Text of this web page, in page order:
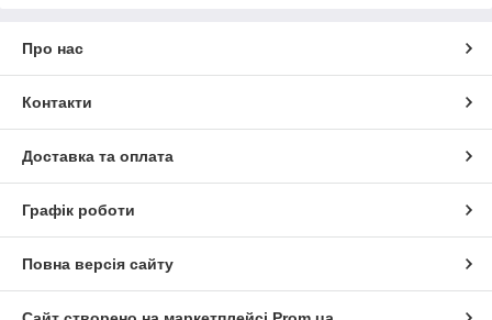
Про нас
Контакти
Доставка та оплата
Графік роботи
Повна версія сайту